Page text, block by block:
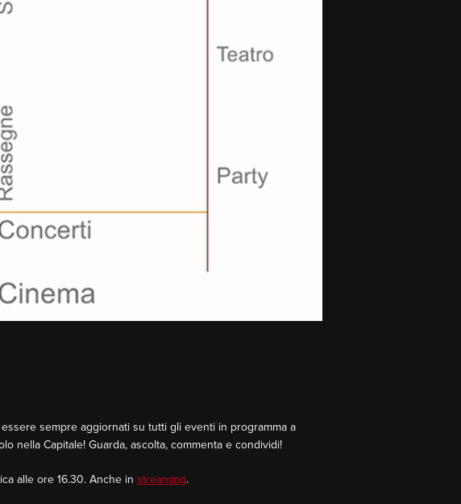
sempre aggiornati su tutti gli eventi in programma a
nella Capitale! Guarda, ascolta, commenta e condividi!
alle ore 16.30. Anche in streaming.